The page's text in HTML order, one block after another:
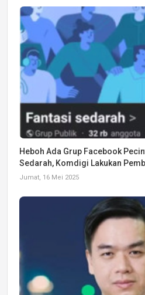
Heboh Ada Grup Facebook
Sedarah, Komdigi Lakukan
Jumat, 16 Mei 2025